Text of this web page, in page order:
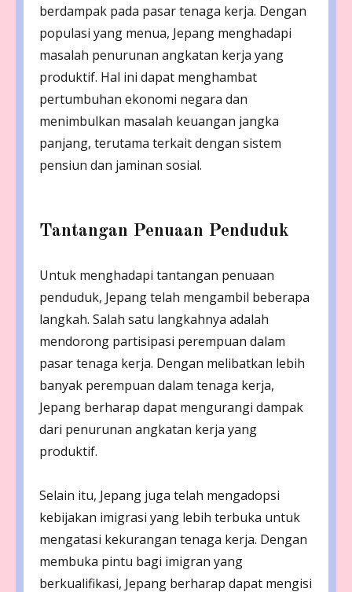
berdampak pada pasar tenaga kerja. Dengan
populasi yang menua, Jepang menghadapi
masalah penurunan angkatan kerja yang
produktif. Hal ini dapat menghambat
pertumbuhan ekonomi negara dan
menimbulkan masalah keuangan jangka
panjang, terutama terkait dengan sistem
pensiun dan jaminan sosial.
Tantangan Penuaan Penduduk
Untuk menghadapi tantangan penuaan
penduduk, Jepang telah mengambil beberapa
langkah. Salah satu langkahnya adalah
mendorong partisipasi perempuan dalam
pasar tenaga kerja. Dengan melibatkan lebih
banyak perempuan dalam tenaga kerja,
Jepang berharap dapat mengurangi dampak
dari penurunan angkatan kerja yang
produktif.
Selain itu, Jepang juga telah mengadopsi
kebijakan imigrasi yang lebih terbuka untuk
mengatasi kekurangan tenaga kerja. Dengan
membuka pintu bagi imigran yang
berkualifikasi, Jepang berharap dapat mengisi